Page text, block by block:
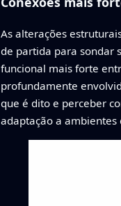
As alterações
de partida para sondar
funcional mais forte
profundamente
que é dito e perceber
adaptação a ambientes